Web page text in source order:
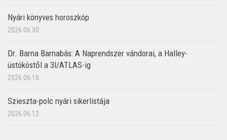
Nyári könyves horoszkóp
2026.06.30.
Dr. Barna Barnabás: A Naprendszer vándorai, a Halley-
üstököstől a 3I/ATLAS-ig
2026.06.18.
Szieszta-polc nyári sikerlistája
2026.06.12.